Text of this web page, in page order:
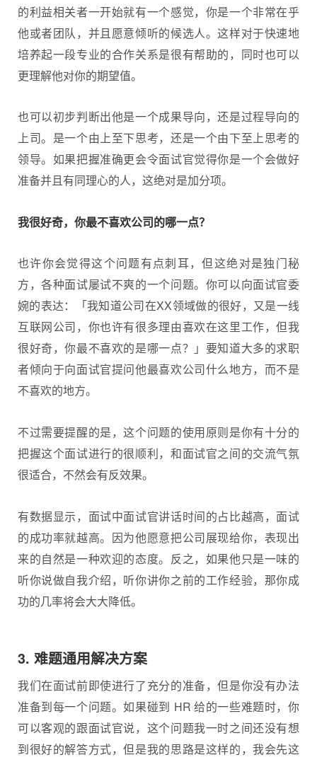
的利益相关者一开始就有一个感觉，你是一个非常在乎
他或者团队，并且愿意倾听的候选人。这样对于快速地
培养起一段专业的合作关系是很有帮助的，同时也可以
更理解他对你的期望值。
也可以初步判断出他是一个成果导向，还是过程导向的
上司。是一个由上至下思考，还是一个由下至上思考的
领导。如果把握准确更会令面试官觉得你是一个会做好
准备并且有同理心的人，这绝对是加分项。
我很好奇，你最不喜欢公司的哪一点？
也许你会觉得这个问题有点刺耳，但这绝对是独门秘
方，各种面试屡试不爽的一个问题。你可以向面试官委
婉的表达：「我知道公司在XX领域做的很好，又是一线
互联网公司，你也许有很多理由喜欢在这里工作，但我
很好奇，你最不喜欢的是哪一点？」要知道大多的求职
者倾向于向面试官提问他最喜欢公司什么地方，而不是
不喜欢的地方。
不过需要提醒的是，这个问题的使用原则是你有十分的
把握这个面试进行的很顺利，和面试官之间的交流气氛
很适合，不然会有反效果。
有数据显示，面试中面试官讲话时间的占比越高，面试
的成功率就越高。因为他愿意把公司展现给你，表现出
来的自然是一种欢迎的态度。反之，如果他只是一味的
听你说做自我介绍，听你讲你之前的工作经验，那你成
功的几率将会大大降低。
3. 难题通用解决方案
我们在面试前即使进行了充分的准备，但是你没有办法
准备到每一个问题。如果碰到 HR 给的一些难题时，你
可以客观的跟面试官说，这个问题我一时之间还没有想
到很好的解答方式，但是我的思路是这样的，我会先这